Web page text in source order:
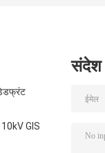
GIS
संदेश